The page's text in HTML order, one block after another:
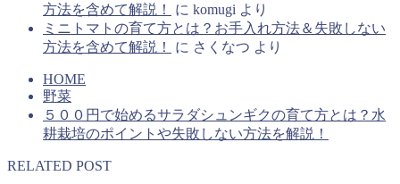
方法を含めて解説！
に komugi より
ミニトマトの育て方とは？お手入れ方法＆失敗しない
方法を含めて解説！
に さくなつ より
HOME
野菜
５００円で始めるサラダシュンギクの育て方とは？水
耕栽培のポイントや失敗しない方法を解説！
RELATED POST